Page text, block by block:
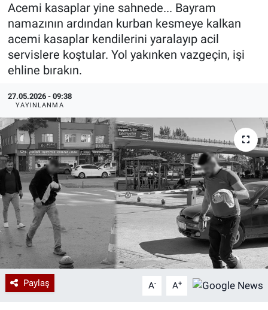
Acemi kasaplar yine sahnede... Bayram
namazının ardından kurban kesmeye kalkan
acemi kasaplar kendilerini yaralayıp acil
servislere koştular. Yol yakınken vazgeçin, işi
ehline bırakın.
27.05.2026 - 09:38
YAYINLANMA
Paylaş A- A+
Trend
Özel Haberler
Ekonomi
Dünya
Kadın
Erişim Bilgileri
Sağlık
Teknoloji
Ramazan
Son Dakika Haberleri
Haber Arşivi